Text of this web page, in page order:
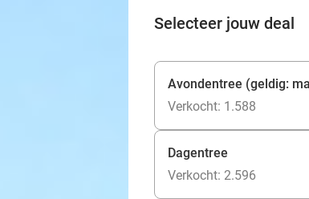
Selecteer jouw deal
Avondentree (geldig:
Verkocht: 1.588
Dagentree
Verkocht: 2.596